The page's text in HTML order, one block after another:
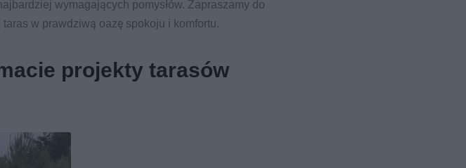
wymagających pomysłów. Zapraszamy do
w prawdziwą oazę spokoju i komfortu.
projekty tarasów